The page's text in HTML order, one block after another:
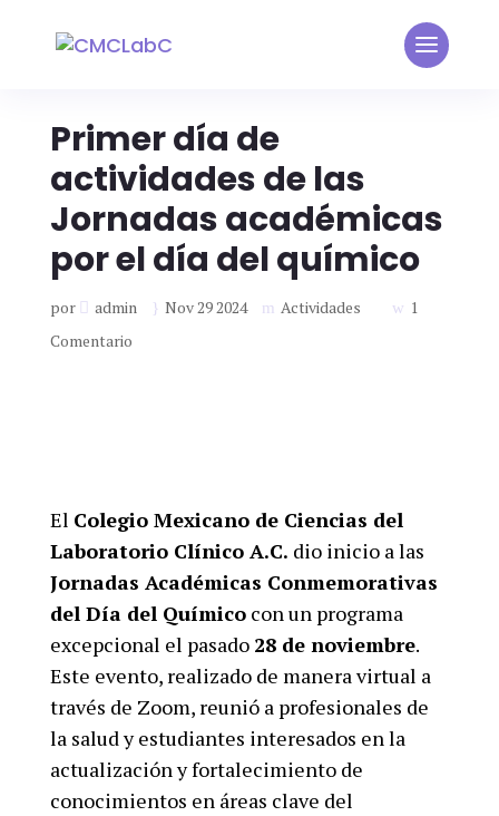
Primer día de
actividades de las
Jornadas académicas
por el día del químico
por admin Nov 29 2024 Actividades
1
Comentario
El Colegio Mexicano de Ciencias del
Laboratorio Clínico A.C. dio inicio a las
Jornadas Académicas Conmemorativas
del Día del Químicocon un programa
excepcional el pasado 28 de noviembre.
Este evento, realizado de manera virtual a
través de Zoom, reunió a profesionales de
la salud y estudiantes interesados en la
actualización y fortalecimiento de
conocimientos en áreas clave del